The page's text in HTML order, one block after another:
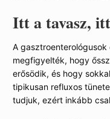
Itt a tavasz,
A
megfigyelték, hogy
erősödik, és hogy
tipikusan refluxos
tudjuk, ezért inkább